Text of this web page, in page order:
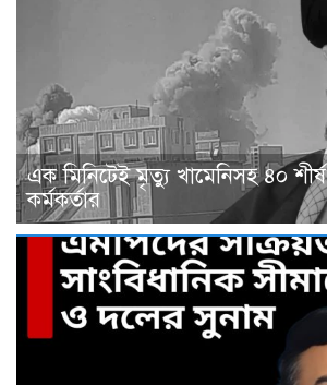
এক মিনিটেই মৃত্যু খামেনিসহ ৪০
কর্মকর্তার